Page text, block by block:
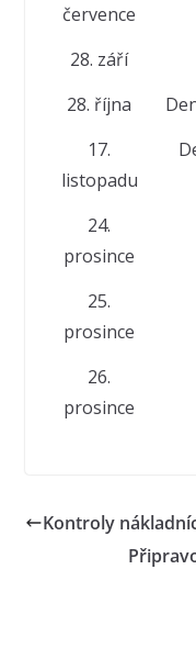
července
28. září
28. října
17.
listopadu
24.
prosince
25.
prosince
26.
prosince
Kontroly